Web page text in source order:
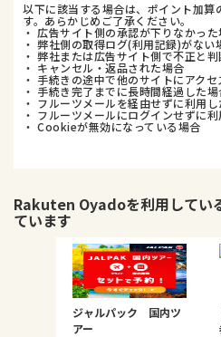
以下に該当する場合は、ポイント加算
す。あらかじめご了承ください。
・ 広告サイト側の承認が下りなかっ
・ 弊社側の取得ログ(利用記録)がない
・ 弊社または広告サイト側で不正と
・ キャンセル・返品された場合
・ 手続きの途中で他のサイトにアク
・ 手続き完了までに長時間経過した場
・ フルーツメールを経由せずに利用
・ フルーツメールにログインせずに
・ Cookieが無効になっている場合
Rakuten Oyadoを利用してい
ています
ジャルパック 国内ツ
アー